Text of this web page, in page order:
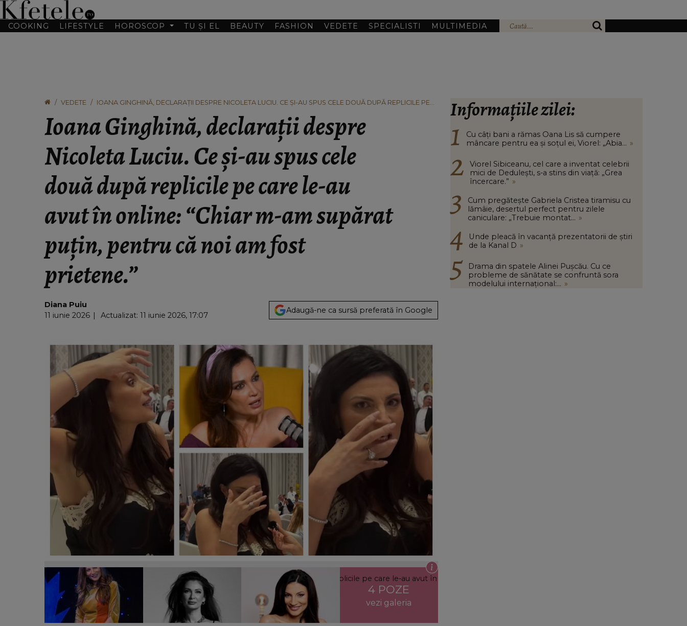
COOKING LIFESTYLE HOROSCOP TU ȘI EL BEAUTY FASHION VEDETE SPECIALISTI MULTIMEDIA
VEDETE
IOANA GINGHINĂ, DECLARAȚII DESPRE NICOLETA LUCIU. CE ȘI-AU SPUS CELE DOUĂ DUPĂ REPLICILE PE
Ioana Ginghină, declarații despre
Nicoleta Luciu. Ce și-au spus cele
două după replicile pe care le-au
avut în online: “Chiar m-am supărat
puțin, pentru că noi am fost
prietene.”
Diana Puiu
11 iunie 2026
Actualizat: 11 iunie 2026, 17:07
Adaugă-ne ca sursă preferată în Google
Ioana Ginghină, declarații despre Nicoleta Luciu. Ce și-au spus cele două după replicile pe care le-au avut în
online: “Chiar m-am supărat puțin, pentru că noi am fost prietene.”
4 POZE
vezi galeria
Informațiile zilei:
Cu câți bani a rămas Oana Lis să cumpere
mâncare pentru ea și soțul ei, Viorel: „Abia... »
Viorel Sibiceanu, cel care a inventat celebrii
mici de Dedulești, s-a stins din viață: „Grea
încercare.” »
Cum pregătește Gabriela Cristea tiramisu cu
lămâie, desertul perfect pentru zilele
caniculare: „Trebuie montat... »
Unde pleacă în vacanță prezentatorii de știri
de la Kanal D »
Drama din spatele Alinei Pușcău. Cu ce
probleme de sănătate se confruntă sora
modelului internațional:... »